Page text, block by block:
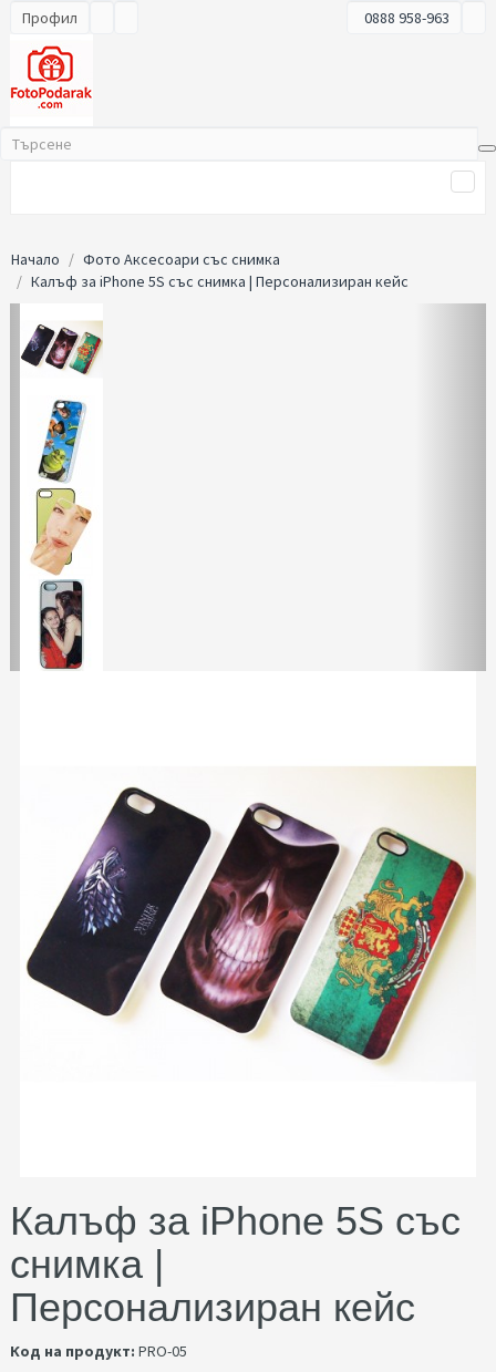
Профил 0888 958-963
Начало
Фото Аксесоари със снимка
Калъф за iPhone 5S със снимка | Персонализиран кейс
Калъф за iPhone 5S със
снимка |
Персонализиран кейс
Код на продукт: PRO-05